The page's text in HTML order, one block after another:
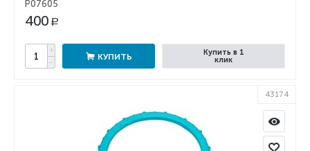
P07605
400 Р
+
−
КУПИТЬ
Купить в 1
клик
43174